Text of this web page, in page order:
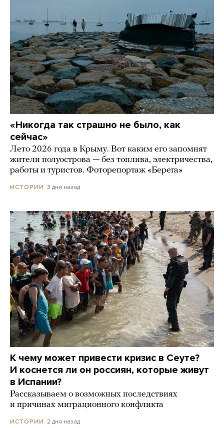
«Никогда так страшно не было, как
сейчас»
Лето 2026 года в Крыму. Вот каким его запомнят
жители полуострова — без топлива, электричества,
работы и туристов. Фоторепортаж «Берега»
ИСТОРИИ 3 дня назад
К чему может привести кризис в Сеуте?
И коснется ли он россиян, которые живут
в Испании?
Рассказываем о возможных последствиях
и причинах миграционного конфликта
ИСТОРИИ 2 дня назад